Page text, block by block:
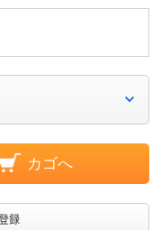
カゴへ
録